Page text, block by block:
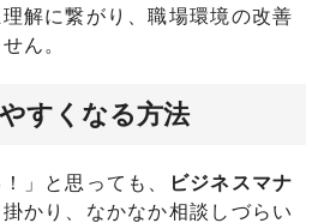
解に繋がり、職場環境の改善
ん。
すくなる方法
」と思っても、
ビジネスマナ
かり、なかなか相談しづらい